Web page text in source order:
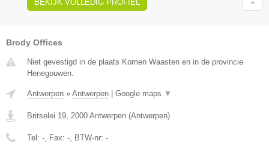
BEKIJK VOLLEDIG PROFIEL
Brody Offices
Niet gevestigd in de plaats Komen Waasten en in de provincie
Henegouwen.
Antwerpen » Antwerpen Google maps ▼
Britselei 19, 2000 Antwerpen (Antwerpen)
Tel: -, Fax: -, BTW-nr: -